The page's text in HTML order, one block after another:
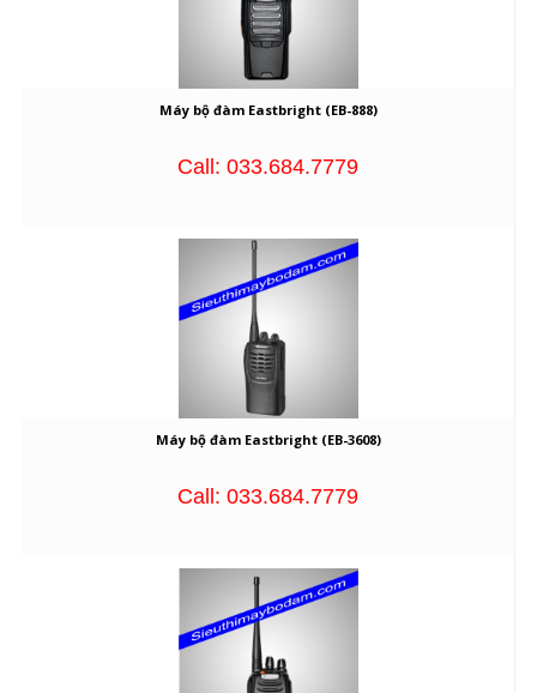
Máy bộ đàm Eastbright (EB-888)
Call: 033.684.7779
Máy bộ đàm Eastbright (EB-3608)
Call: 033.684.7779